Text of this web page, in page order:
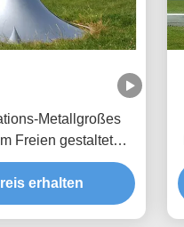
Metallgroßes
Freien gestaltet
Skulptur
erhalten